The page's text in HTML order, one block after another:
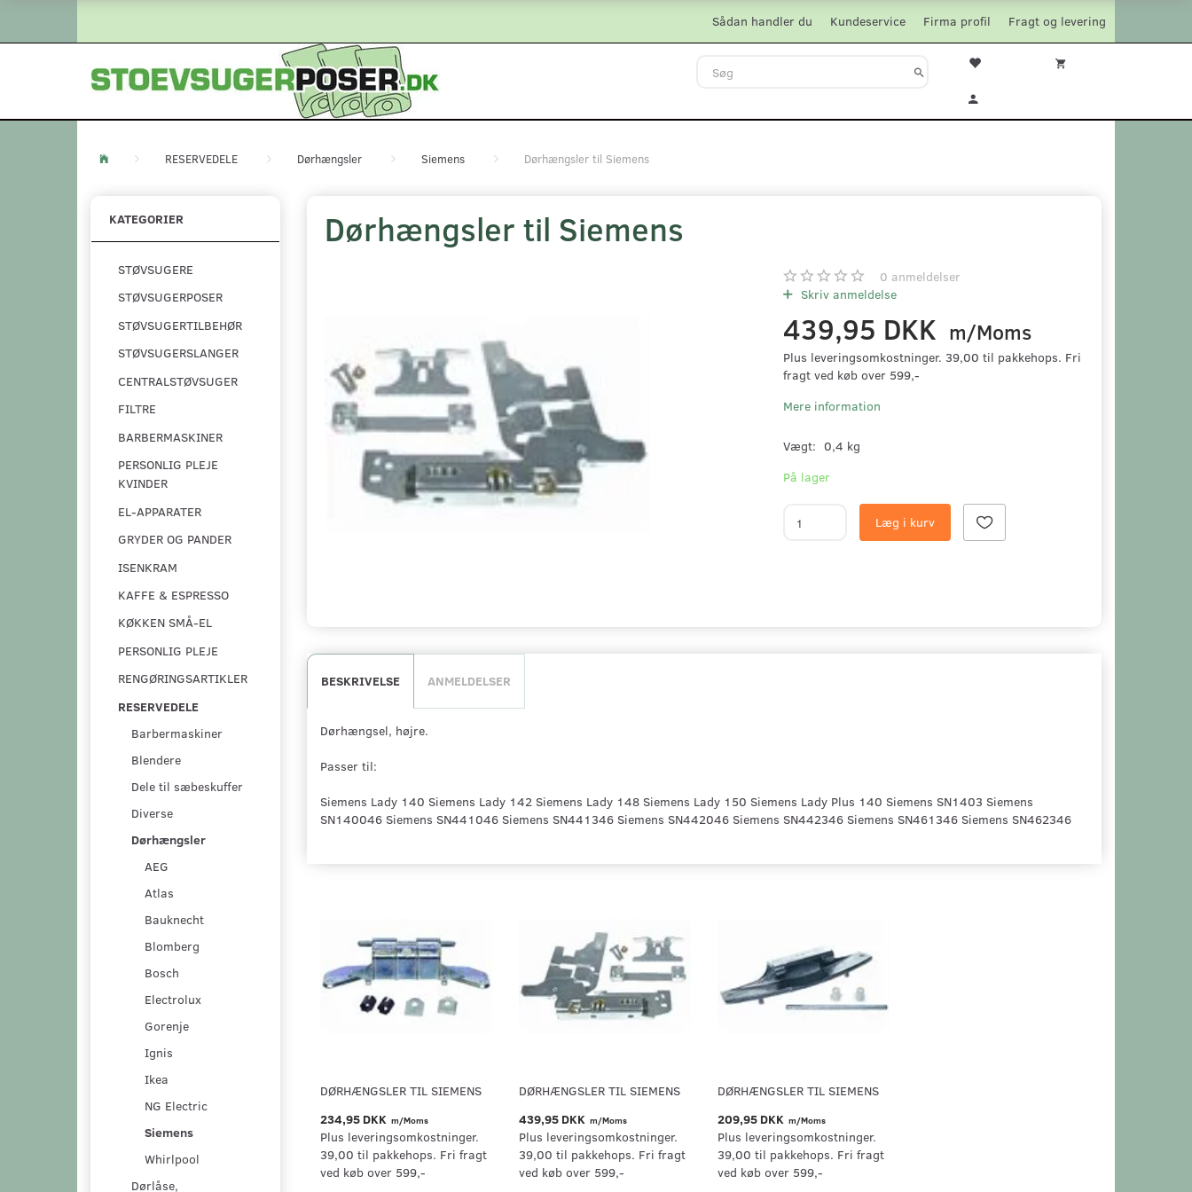
Fragt og levering
Firma profil
Kundeservice
Sådan handler du
RESERVEDELE Dørhængsler Siemens Dørhængsler til Siemens
KATEGORIER
STØVSUGERE
STØVSUGERPOSER
STØVSUGERTILBEHØR
STØVSUGERSLANGER
CENTRALSTØVSUGER
FILTRE
BARBERMASKINER
PERSONLIG PLEJE
KVINDER
EL-APPARATER
GRYDER OG PANDER
ISENKRAM
KAFFE & ESPRESSO
KØKKEN SMÅ-EL
PERSONLIG PLEJE
RENGØRINGSARTIKLER
RESERVEDELE
Barbermaskiner
Blendere
Dele til sæbeskuffer
Diverse
Dørhængsler
AEG
Atlas
Bauknecht
Blomberg
Bosch
Electrolux
Gorenje
Ignis
Ikea
NG Electric
Siemens
Whirlpool
Dørlåse,
Dørhængsler til Siemens
0 anmeldelser
Skriv anmeldelse
439,95 DKK m/Moms
Plus leveringsomkostninger. 39,00 til pakkehops. Fri
fragt ved køb over 599,-
Mere information
Vægt: 0,4 kg
På lager
Læg i kurv
BESKRIVELSE ANMELDELSER
Dørhængsel, højre.
Passer til:
Siemens Lady 140 Siemens Lady 142 Siemens Lady 148 Siemens Lady 150 Siemens Lady Plus 140 Siemens SN1403 Siemens
SN140046 Siemens SN441046 Siemens SN441346 Siemens SN442046 Siemens SN442346 Siemens SN461346 Siemens SN462346
DØRHÆNGSLER TIL SIEMENS
234,95 DKK m/Moms
Plus leveringsomkostninger.
39,00 til pakkehops. Fri fragt
ved køb over 599,-
DØRHÆNGSLER TIL SIEMENS
439,95 DKK m/Moms
Plus leveringsomkostninger.
39,00 til pakkehops. Fri fragt
ved køb over 599,-
DØRHÆNGSLER TIL SIEMENS
209,95 DKK m/Moms
Plus leveringsomkostninger.
39,00 til pakkehops. Fri fragt
ved køb over 599,-